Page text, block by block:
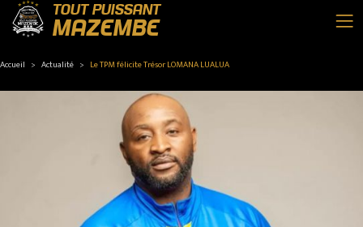
TOUT PUISSANT
MAZEMBE
Accueil Actualité Le TPM félicite Trésor LOMANA LUALUA